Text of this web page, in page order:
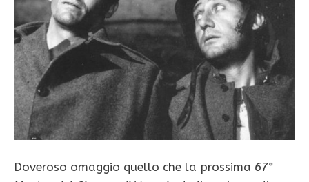
Doveroso omaggio quello che la prossima 67°